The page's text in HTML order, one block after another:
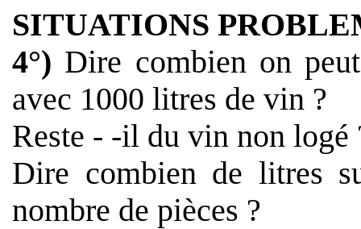
SITUATIONS
4°) Dire combien on
avec 1000 litres de vin ?
Reste - -il du vin non logé
Dire combien de litres
nombre de pièces ?